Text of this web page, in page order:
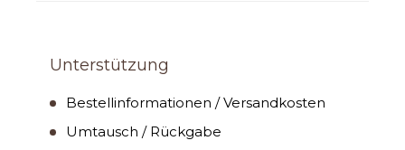
Unterstützung
Bestellinformationen / Versandkosten
Umtausch / Rückgabe